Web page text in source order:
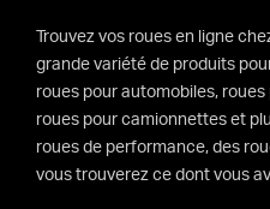
Trouvez vos roues en ligne
grande variété de produits
roues pour automobiles,
roues pour camionnettes et
roues de performance, des
vous trouverez ce dont vous